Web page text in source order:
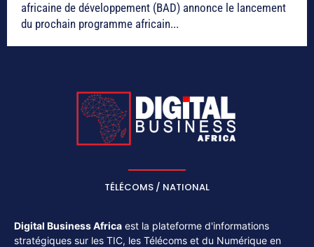
africaine de développement (BAD) annonce le lancement
du prochain programme africain...
TÉLÉCOMS / NATIONAL
Digital Business Africa est la plateforme d'informations
stratégiques sur les TIC, les Télécoms et du Numérique en